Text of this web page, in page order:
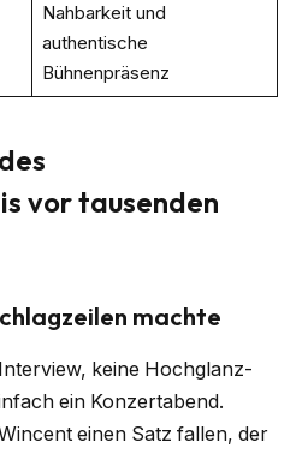
Nahbarkeit und
authentische
Bühnenpräsenz
vor tausenden
machte
keine Hochglanz-
ein Konzertabend.
einen Satz fallen, der